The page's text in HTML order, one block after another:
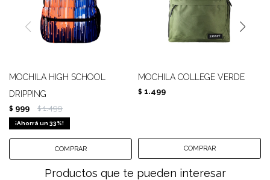
MOCHILA HIGH SCHOOL
DRIPPING
$ 999 $ 1.499
33
MOCHILA COLLEGE VERDE
$ 1.499
Productos que te pueden interesar